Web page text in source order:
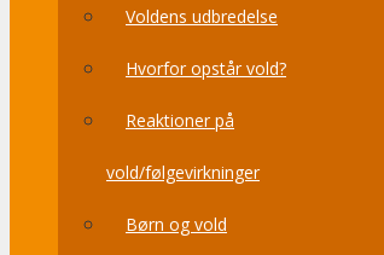
Voldens udbredelse
Hvorfor opstår vold?
Reaktioner på
vold/følgevirkninger
Børn og vold